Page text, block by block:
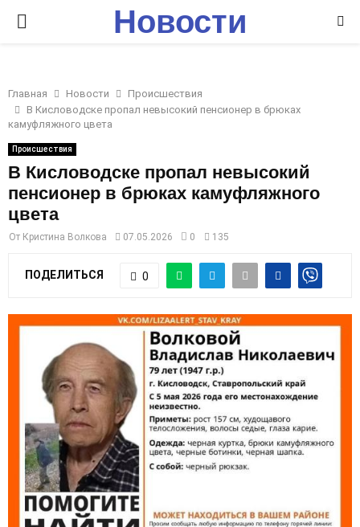
P
I
M
A
R
Y
M
U
Новости
Главная Новости
Происшествия
В Кисловодске пропал невысокий пенсионер в брюках
камуфляжного цвета
Происшествия
В Кисловодске пропал невысокий
пенсионер в брюках камуфляжного
цвета
От Кристина Волкова 07.05.2026 0 135
ПОДЕЛИТЬСЯ 0